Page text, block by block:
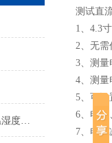
什么是毛发温湿度计/毛发温湿度计的定义及用途
测试直
1、4.3
2、无需
3、测量
4、测量
5、可设
6、电压
7、电